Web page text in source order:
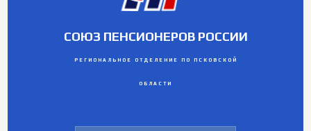
СОЮЗ ПЕНСИОНЕРОВ РОССИИ
РЕГИОНАЛЬНОЕ ОТДЕЛЕНИЕ ПО ПСКОВСКОЙ
ОБЛАСТИ